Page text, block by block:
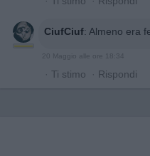
CiufCiuf: Almeno era
20 Maggio alle ore 18:34
· Ti stimo · Rispondi